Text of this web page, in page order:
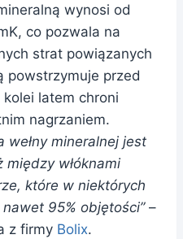
wynosi od
co pozwala na
strat powiązanych
powstrzymuje przed
kolei latem chroni
nagrzaniem.
wełny mineralnej jest
włóknami
które w niektórych
95% objętości”–
z firmy Bolix.